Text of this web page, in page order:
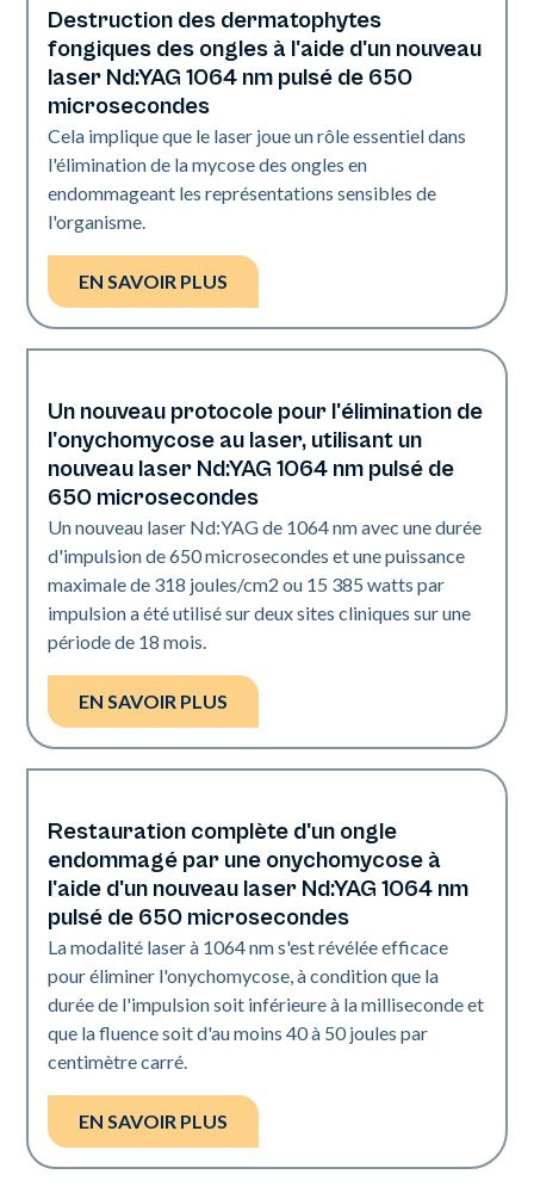
Ongles
Destruction des dermatophytes
fongiques des ongles à l'aide d'un nouveau
laser Nd:YAG 1064 nm pulsé de 650
microsecondes
Cela implique que le laser joue un rôle essentiel dans
l'élimination de la mycose des ongles en
endommageant les représentations sensibles de
l'organisme.
EN SAVOIR PLUS
Ongles
Un nouveau protocole pour l'élimination de
l'onychomycose au laser, utilisant un
nouveau laser Nd:YAG 1064 nm pulsé de
650 microsecondes
Un nouveau laser Nd:YAG de 1064 nm avec une durée
d'impulsion de 650 microsecondes et une puissance
maximale de 318 joules/cm2 ou 15 385 watts par
impulsion a été utilisé sur deux sites cliniques sur une
période de 18 mois.
EN SAVOIR PLUS
Ongles
Restauration complète d'un ongle
endommagé par une onychomycose à
l'aide d'un nouveau laser Nd:YAG 1064 nm
pulsé de 650 microsecondes
La modalité laser à 1064 nm s'est révélée efficace
pour éliminer l'onychomycose, à condition que la
durée de l'impulsion soit inférieure à la milliseconde et
que la fluence soit d'au moins 40 à 50 joules par
centimètre carré.
EN SAVOIR PLUS